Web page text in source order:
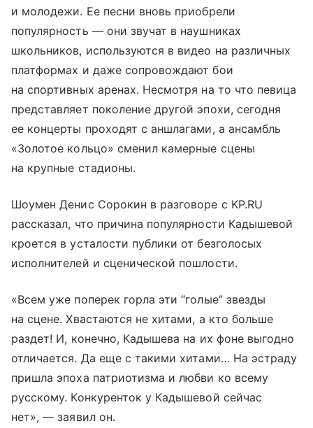
и молодежи. Ее песни вновь приобрели
популярность — они звучат в наушниках
школьников, используются в видео на различных
платформах и даже сопровождают бои
на спортивных аренах. Несмотря на то что певица
представляет поколение другой эпохи, сегодня
ее концерты проходят с аншлагами, а ансамбль
«Золотое кольцо» сменил камерные сцены
на крупные стадионы.
Шоумен Денис Сорокин в разговоре с KP.RU
рассказал, что причина популярности Кадышевой
кроется в усталости публики от безголосых
исполнителей и сценической пошлости.
«Всем уже поперек горла эти “голые” звезды
на сцене. Хвастаются не хитами, а кто больше
раздет! И, конечно, Кадышева на их фоне выгодно
отличается. Да еще с такими хитами… На эстраду
пришла эпоха патриотизма и любви ко всему
русскому. Конкуренток у Кадышевой сейчас
нет», — заявил он.